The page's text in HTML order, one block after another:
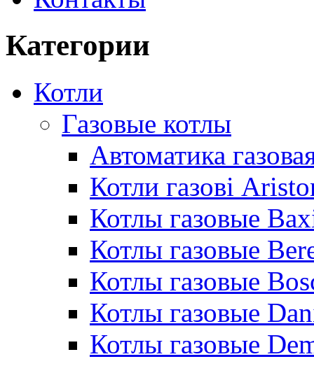
Категории
Котли
Газовые котлы
Автоматика
Котли газові
Котлы газовые
Котлы газовые
Котлы газовые
Котлы газовые
Котлы газовые